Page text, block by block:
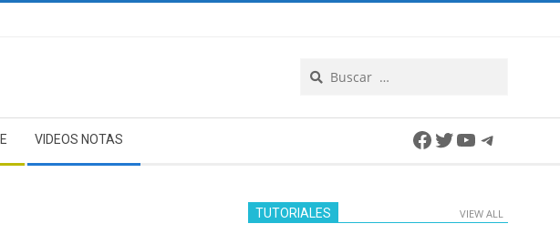
VIDEOS NOTAS Facebook
Twitter
YouTube
TUTORIALES VIEW ALL